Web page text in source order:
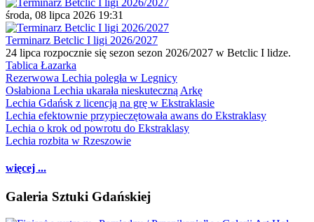
środa, 08 lipca 2026 19:31
Terminarz Betclic I ligi 2026/2027
24 lipca rozpocznie się sezon sezon 2026/2027 w Betclic I lidze.
Tablica Łazarka
Rezerwowa Lechia poległa w Legnicy
Osłabiona Lechia ukarała nieskuteczną Arkę
Lechia Gdańsk z licencją na grę w Ekstraklasie
Lechia efektownie przypieczętowała awans do Ekstraklasy
Lechia o krok od powrotu do Ekstraklasy
Lechia rozbita w Rzeszowie
więcej ...
Galeria Sztuki Gdańskiej